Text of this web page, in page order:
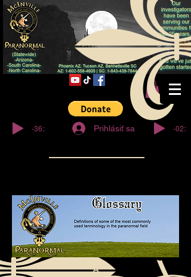
© Copyright
-36:27 Prihlásiť sa -02:32
_A_